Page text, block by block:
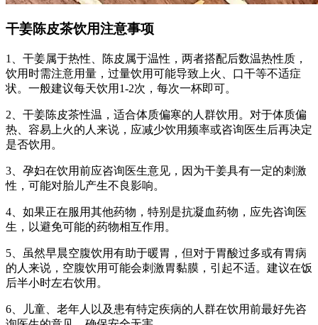
干姜陈皮茶饮用注意事项
1、干姜属于热性、陈皮属于温性，两者搭配后数温热性质，
饮用时需注意用量，过量饮用可能导致上火、口干等不适症
状。一般建议每天饮用1-2次，每次一杯即可。
2、干姜陈皮茶性温，适合体质偏寒的人群饮用。对于体质偏
热、容易上火的人来说，应减少饮用频率或咨询医生后再决定
是否饮用。
3、孕妇在饮用前应咨询医生意见，因为干姜具有一定的刺激
性，可能对胎儿产生不良影响。
4、如果正在服用其他药物，特别是抗凝血药物，应先咨询医
生，以避免可能的药物相互作用。
5、虽然早晨空腹饮用有助于暖胃，但对于胃酸过多或有胃病
的人来说，空腹饮用可能会刺激胃黏膜，引起不适。建议在饭
后半小时左右饮用。
6、儿童、老年人以及患有特定疾病的人群在饮用前最好先咨